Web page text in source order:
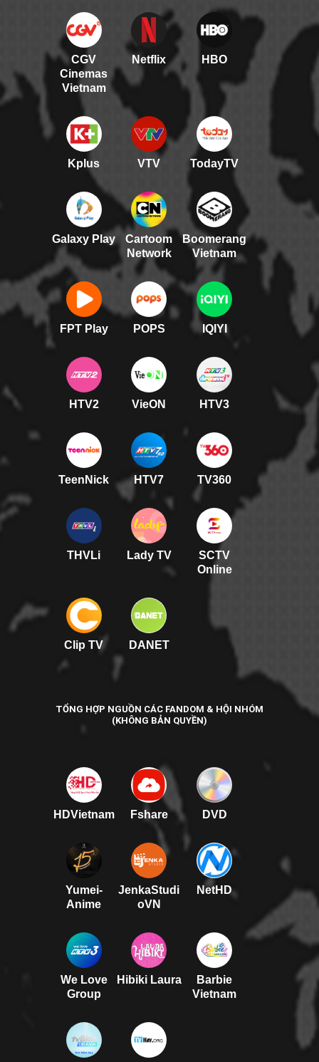
CGV
Cinemas
Vietnam
Netflix HBO
Kplus VTV TodayTV
Galaxy Play
Cartoom
Network
Boomerang
Vietnam
FPT Play POPS IQIYI
HTV2 VieON HTV3
TeenNick HTV7 TV360
THVLi Lady TV
SCTV
Online
Clip TV DANET
TỔNG HỢP NGUỒN CÁC FANDOM & HỘI NHÓM
(KHÔNG BẢN QUYỀN)
HDVietnam Fshare DVD
Yumei-
Anime
JenkaStudi
oVN
NetHD
We Love
Group
Hibiki Laura
Barbie
Vietnam